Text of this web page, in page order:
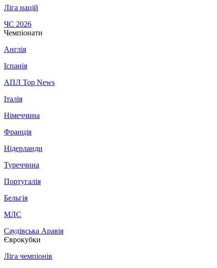
Ліга націй
ЧС 2026
Чемпіонати
Англія
Іспанія
АПЛ Top News
Італія
Німеччина
Франція
Нідерланди
Туреччина
Португалія
Бельгія
МЛС
Саудівська Аравія
Єврокубки
Ліга чемпіонів